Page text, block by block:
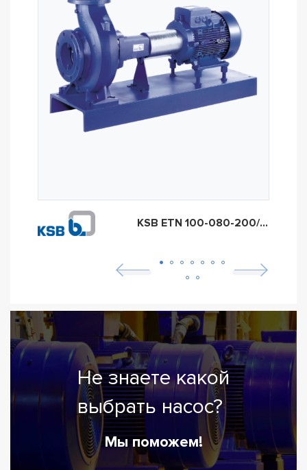
KSB ETN 100-080-200/30 (арт. 48254046)
Не знаете какой
выбрать насос?
Мы поможем!